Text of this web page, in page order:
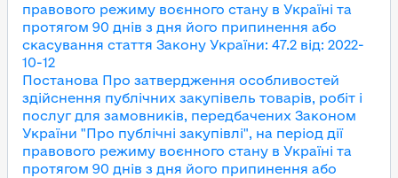
правового режиму воєнного стану в Україні та
протягом 90 днів з дня його припинення або
скасування стаття Закону України: 47.2 від: 2022-
10-12
Постанова Про затвердження особливостей
здійснення публічних закупівель товарів, робіт і
послуг для замовників, передбачених Законом
України "Про публічні закупівлі", на період дії
правового режиму воєнного стану в Україні та
протягом 90 днів з дня його припинення або